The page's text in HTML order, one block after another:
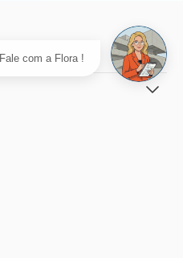
Fale com a Flora !